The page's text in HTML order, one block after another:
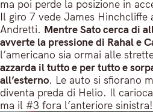
ma poi perde la posizione in
Il giro 7 vede James Hinchcliffe
Andretti. Mentre Sato cerca di
avverte la pressione di Rahal e
l’americano sia ormai alle
azzarda il tutto e per tutto e
all’esterno. Le auto si sfiorano
diventa preda di Helio. Il
ma il #3 fora l’anteriore sinistra!